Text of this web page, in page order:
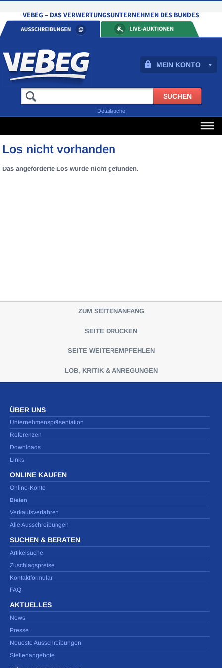
MEIN KONTO
Detailsuche
Los nicht vorhanden
Das angeforderte Los wurde nicht gefunden.
ZUM SEITENANFANG
SEITE DRUCKEN
SEITE WEITEREMPFEHLEN
LOB, KRITIK & ANREGUNGEN
ÜBER UNS
Unternehmenspräsentation
Referenzen
Downloads
Links
ONLINE KAUFEN
Online-Konto
Bieten
Verkaufsverfahren
Alle Ausschreibungen
SUCHEN & BERATEN
Artikelsuche
Zuschlagspreise
Kontaktformular
FAQ
AKTUELLES
News
Presse
Neueste Ausschreibungen
Stellenangebote